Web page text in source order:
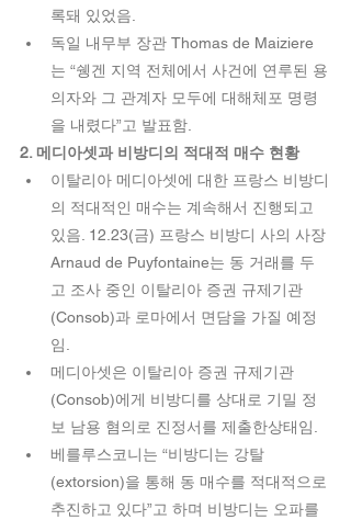
록돼 있었음.
독일 내무부 장관 Thomas de Maiziere
는 “쉥겐 지역 전체에서 사건에 연루된 용
의자와 그 관계자 모두에 대해체포 명령
을 내렸다”고 발표함.
2. 메디아셋과 비방디의 적대적 매수 현황
이탈리아 메디아셋에 대한 프랑스 비방디
의 적대적인 매수는 계속해서 진행되고
있음. 12.23(금) 프랑스 비방디 사의 사장
Arnaud de Puyfontaine는 동 거래를 두
고 조사 중인 이탈리아 증권 규제기관
(Consob)과 로마에서 면담을 가질 예정
임.
메디아셋은 이탈리아 증권 규제기관
(Consob)에게 비방디를 상대로 기밀 정
보 남용 혐의로 진정서를 제출한상태임.
베를루스코니는 “비방디는 강탈
(extorsion)을 통해 동 매수를 적대적으로
추진하고 있다”고 하며 비방디는 오파를